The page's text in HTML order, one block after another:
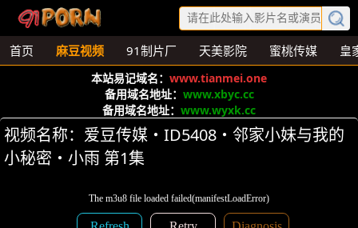
首页 麻豆视频 91制片厂 天美影院 蜜桃传媒 皇
本站易记域名： www.tianmei.one
备用域名地址： www.xbyc.cc
备用域名地址： www.wyxk.cc
视频名称：爱豆传媒・ID5408・邻家小妹与我的
小秘密・小雨 第1集